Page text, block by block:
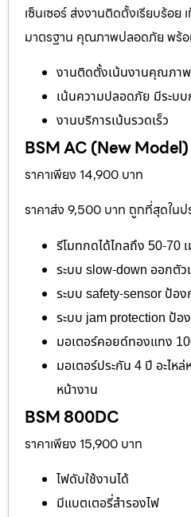
เซ็นเซอร์ ส่งงานติดตั้งเรียบร้อย
มาตรฐาน คุณภาพปลอดภัย พร้
งานติดตั้งเน้นงานคุณภา
เน้นความปลอดภัย มีระบบ
งานบริการเน้นรวดเร็ว
BSM AC (New Model)
ราคาเพียง 14,900 บาท
ราคาส่ง 9,500 บาท ถูกที่สุดในป
รีโมทกดได้ไกลถึง 50-70
ระบบ slow-down ออกตัว
ระบบ safety-sensor ป้อ
ระบบ jam protection ป้
มอเตอร์คอยด์ทองแทง
มอเตอร์ประกัน 4 ปี อะไห
หน้างาน
BSM 800DC
ราคาเพียง 15,900 บาท
ไฟดับใช้งานได้
มีแบตเตอรี่สำรองไฟ